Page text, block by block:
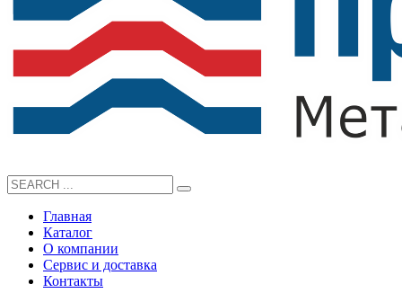
Главная
Каталог
О компании
Сервис и доставка
Контакты